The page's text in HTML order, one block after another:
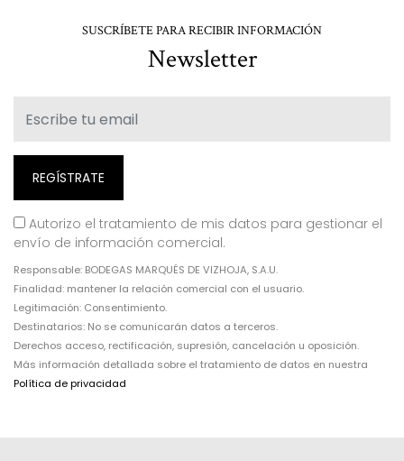
SUSCRÍBETE PARA RECIBIR INFORMACIÓN
Newsletter
Autorizo el tratamiento de mis datos para gestionar el
envío de información comercial.
Responsable: BODEGAS MARQUÉS DE VIZHOJA, S.A.U.
Finalidad: mantener la relación comercial con el usuario.
Legitimación: Consentimiento.
Destinatarios: No se comunicarán datos a terceros.
Derechos acceso, rectificación, supresión, cancelación u oposición.
Más información detallada sobre el tratamiento de datos en nuestra
Política de privacidad